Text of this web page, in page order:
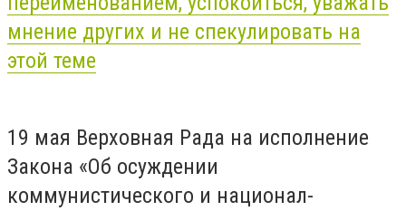
мнение других и не спекулировать на
этой теме
19 мая Верховная Рада на исполнение
Закона «Об осуждении
коммунистического и национал-